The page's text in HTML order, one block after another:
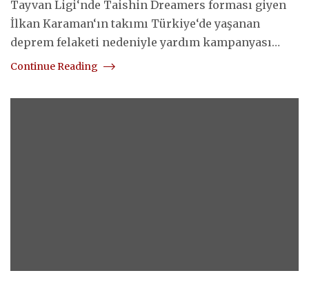
Tayvan Ligi‘nde Taishin Dreamers forması giyen
İlkan Karaman‘ın takımı Türkiye‘de yaşanan
deprem felaketi nedeniyle yardım kampanyası…
Continue Reading